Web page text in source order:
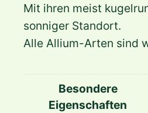
Mit ihren meist
sonniger Standort.
Alle Allium-Arten sind
Besondere
Eigenschaften